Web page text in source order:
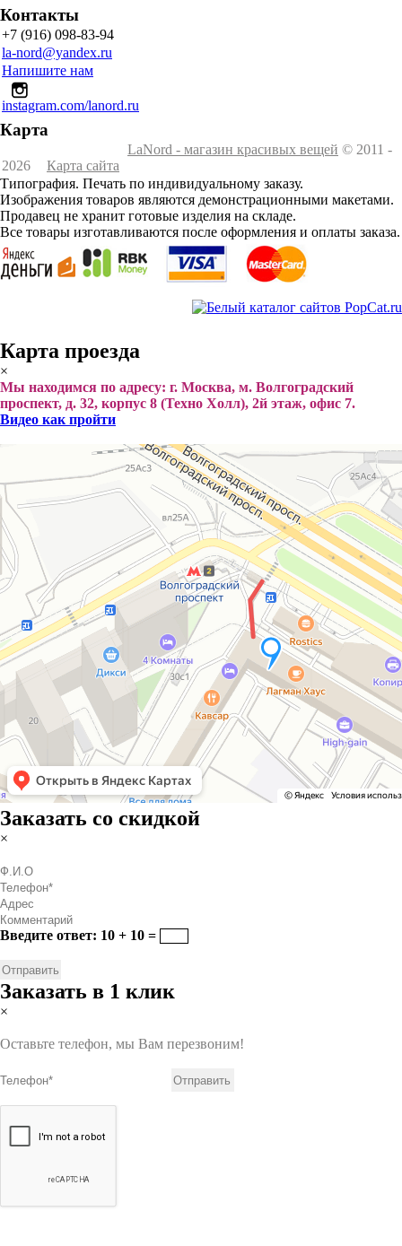
Контакты
+7 (916) 098-83-94
la-nord@yandex.ru
Напишите нам
instagram.com/lanord.ru
Карта
LaNord - магазин красивых вещей © 2011 -
2026
Карта сайта
Типография. Печать по индивидуальному заказу.
Изображения товаров являются демонстрационными макетами.
Продавец не хранит готовые изделия на складе.
Все товары изготавливаются после оформления и оплаты заказа.
Карта проезда
×
Мы находимся по адресу: г. Москва, м. Волгоградский
проспект, д. 32, корпус 8 (Техно Холл), 2й этаж, офис 7.
Видео как пройти
Заказать со скидкой
×
Введите ответ: 10 + 10 =
Заказать в 1 клик
×
Оставьте телефон, мы Вам перезвоним!